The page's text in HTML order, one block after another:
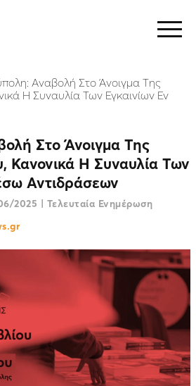
Αναβολή Στο Άνοιγμα Της
Η Συναυλία Των Εγκαινίων Εν
Στο Άνοιγμα Της
Κανονικά Η Συναυλία Των
Αντιδράσεων
2025 | Τελευταία Ενημέρωση